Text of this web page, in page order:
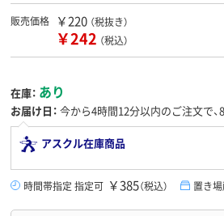
販売価格 ￥220 （税抜き）
￥242 （税込）
在庫： あり
お届け日： 今から4時間12分以内のご注文で、
アスクル在庫商品
時間帯指定 指定可 ￥385（税込） 置き